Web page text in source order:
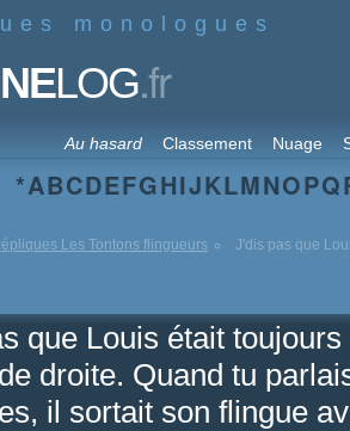
monologues
LOG.fr
Au hasard Classement Nuage
*ABCDEFGHIJKLMNOPQ
Les Tontons flingueurs J'dis pas que
que Louis était
droite. Quand tu
il sortait son flingue